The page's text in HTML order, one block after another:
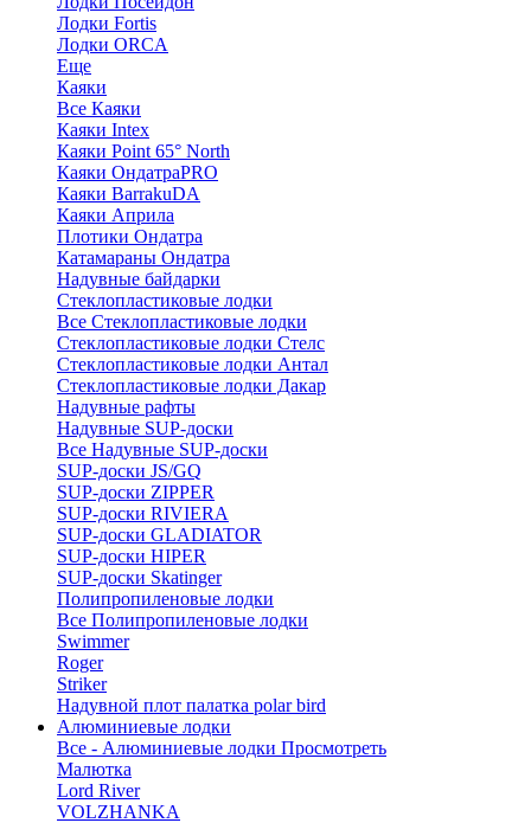
Лодки Fortis
Лодки ORCA
Еще
Каяки
Все Каяки
Каяки Intex
Каяки Point 65° North
Каяки ОндатраPRO
Каяки BarrakuDA
Каяки Априла
Плотики Ондатра
Катамараны Ондатра
Надувные байдарки
Стеклопластиковые лодки
Все Стеклопластиковые лодки
Стеклопластиковые лодки Стелс
Стеклопластиковые лодки Антал
Стеклопластиковые лодки Дакар
Надувные рафты
Надувные SUP-доски
Все Надувные SUP-доски
SUP-доски JS/GQ
SUP-доски ZIPPER
SUP-доски RIVIERA
SUP-доски GLADIATOR
SUP-доски HIPER
SUP-доски Skatinger
Полипропиленовые лодки
Все Полипропиленовые лодки
Swimmer
Roger
Striker
Надувной плот палатка polar bird
Алюминиевые лодки
Все - Алюминиевые лодки Просмотреть
Малютка
Lord River
VOLZHANKA